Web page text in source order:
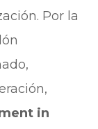
Por la
in